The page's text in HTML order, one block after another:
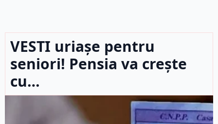
VESTI uriașe pentru
seniori! Pensia va crește
cu…